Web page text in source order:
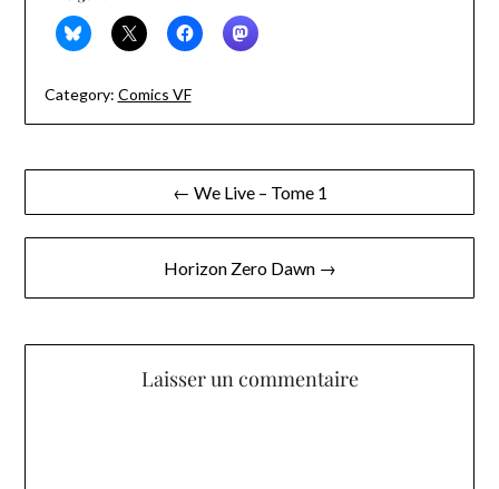
Category: Comics VF
Navigation
de
← We Live – Tome 1
Horizon Zero Dawn →
Laisser un commentaire